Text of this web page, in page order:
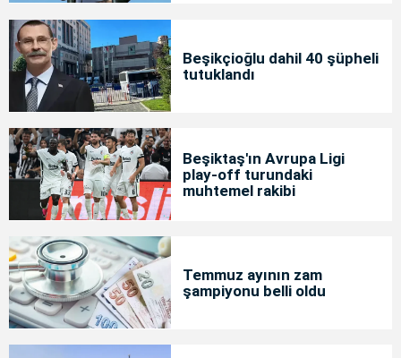
Beşikçioğlu dahil 40 şüpheli
tutuklandı
Beşiktaş'ın Avrupa Ligi
play-off turundaki
muhtemel rakibi
Temmuz ayının zam
şampiyonu belli oldu